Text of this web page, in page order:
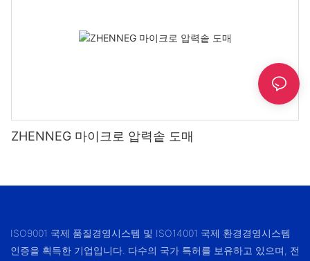
ZHENNEG 마이크로 압력솥 도매
ISO9001 국제 품질경영시스템 및 ISO14001 국제 환경경영시스템
인증을 획득한 기업입니다. 다수의 국가 특허를 보유하고 있으며, 전